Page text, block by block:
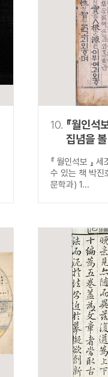
10. 『월인석
집념을
『 월인석보 』
수 있는 책 박진
문학과) 1...